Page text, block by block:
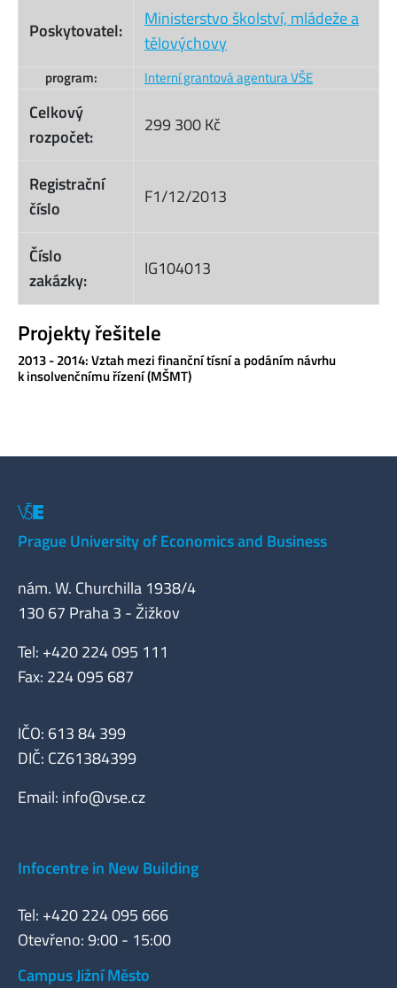
Poskytovatel:
Ministerstvo školství, mládeže a
tělovýchovy
program: Interní grantová agentura VŠE
Celkový
rozpočet:
299 300 Kč
Registrační
číslo
F1/12/2013
Číslo
zakázky:
IG104013
Projekty řešitele
2013 - 2014: Vztah mezi finanční tísní a podáním návrhu
k insolvenčnímu řízení (MŠMT)
Prague University of Economics and Business
nám. W. Churchilla 1938/4
130 67 Praha 3 - Žižkov
Tel: +420 224 095 111
Fax: 224 095 687
IČO: 613 84 399
DIČ: CZ61384399
Email: info@vse.cz
Infocentre in New Building
Tel: +420 224 095 666
Otevřeno: 9:00 - 15:00
Campus Jižní Město